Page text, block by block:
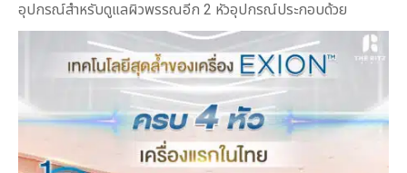
อุปกรณ์สำหรับดูแลผิวพรรณอีก 2 หัวอุปกรณ์ประกอบด้วย